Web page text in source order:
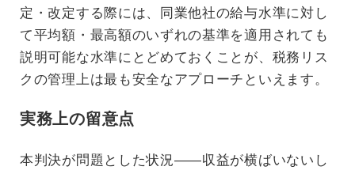
定・改定する際には、同業他社の給与水準に対し
て平均額・最高額のいずれの基準を適用されても
説明可能な水準にとどめておくことが、税務リス
クの管理上は最も安全なアプローチといえます。
実務上の留意点
本判決が問題とした状況——収益が横ばいないし